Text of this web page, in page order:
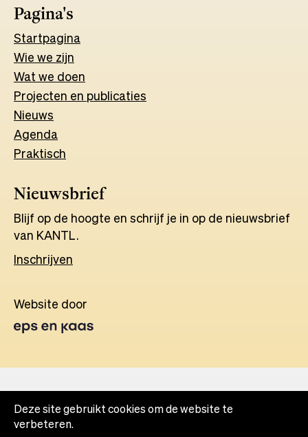
Pagina's
Startpagina
Wie we zijn
Wat we doen
Projecten en publicaties
Nieuws
Agenda
Praktisch
Nieuwsbrief
Blijf op de hoogte en schrijf je in op de nieuwsbrief
van KANTL.
Inschrijven
Website door
in
tab
Deze site gebruikt cookies om de website te
verbeteren.